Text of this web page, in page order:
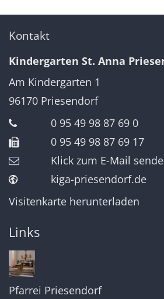
Kontakt
Kindergarten St. Anna
Am Kindergarten 1
96170 Priesendorf
0 95 49 98 87 69 0
0 95 49 98 87 69 17
Klick zum E-Mail
kiga-priesendorf.de
Visitenkarte herunterladen
Links
Pfarrei Priesendorf